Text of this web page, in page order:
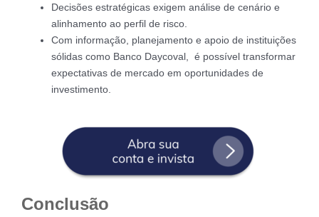
Decisões estratégicas exigem análise de cenário e
alinhamento ao perfil de risco.
Com informação, planejamento e apoio de instituições
sólidas como Banco Daycoval, é possível transformar
expectativas de mercado em oportunidades de
investimento.
Conclusão